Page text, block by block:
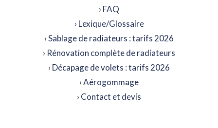
› FAQ
› Lexique/Glossaire
›Sablage de radiateurs : tarifs 2026
› Rénovation complète de radiateurs
› Décapage de volets : tarifs 2026
›Aérogommage
› Contact et devis